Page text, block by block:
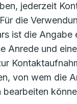
jederzeit
die
ist die Angabe
Anrede und
von wem die
bearbeiten